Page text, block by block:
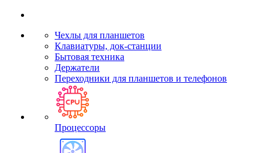
Чехлы для планшетов
Клавиатуры, док-станции
Бытовая техника
Держатели
Переходники для планшетов и телефонов
Процессоры